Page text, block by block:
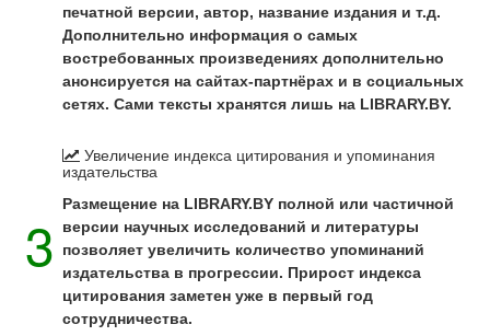
печатной версии, автор, название издания и т.д.
Дополнительно информация о самых
востребованных произведениях дополнительно
анонсируется на сайтах-партнёрах и в социальных
сетях. Сами тексты хранятся лишь на LIBRARY.BY.
3
Увеличение индекса цитирования и упоминания
издательства
Размещение на LIBRARY.BY полной или частичной
версии научных исследований и литературы
позволяет увеличить количество упоминаний
издательства в прогрессии. Прирост индекса
цитирования заметен уже в первый год
сотрудничества.